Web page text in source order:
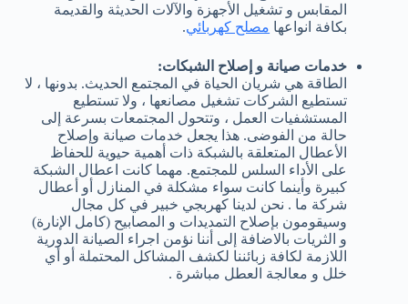
المقابس و تشغيل الأجهزة والآلات الحديثة والقديمة
بكافة انواعها مصلح كهربائي.
خدمات صيانة و إصلاح الشبكات:
الطاقة هي شريان الحياة في المجتمع الحديث. بدونها ، لا
تستطيع الشركات تشغيل مصانعها ، ولا تستطيع
المستشفيات العمل ، وتتحول المجتمعات بسرعة إلى
حالة من الفوضى. هذا يجعل خدمات صيانة وإصلاح
الأعطال المتعلقة بالشبكة ذات أهمية حيوية للحفاظ
على الأداء السلس للمجتمع. مهما كانت اعطال الشبكة
كبيرة وأينما كانت سواء مشكلة في المنازل أو أعطال
شركة ما . نحن لدينا كهربجي خبير في كل مجال
وسيقومون بإصلاح التمديدات و المصابيح (كامل الإنارة)
و الثريات بالاضافة إلى أننا نؤمن اجراء الصيانة الدورية
اللازمة لكافة زبائننا لكشف المشاكل المحتملة أو أي
خلل و معالجة العطل مباشرة .